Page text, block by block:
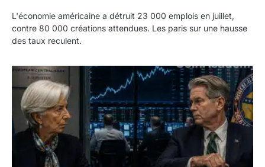
L'économie américaine a détruit 23 000 emplois en juillet,
contre 80 000 créations attendues. Les paris sur une hausse
des taux reculent.
Yen : Washington a vendu des euros sans prévenir la